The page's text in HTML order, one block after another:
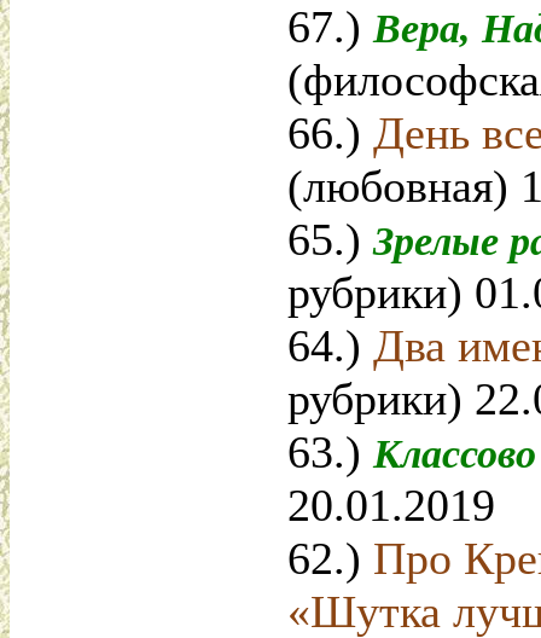
67.) Вера,
66.) День
(любовная)
65.)Зрелые
рубрики)
64.) Два
рубрики)
63.)
20.01.2019
62.) Про
«Шутка